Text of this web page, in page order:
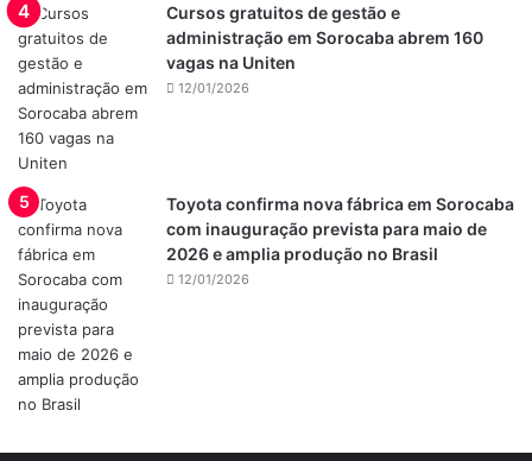
Cursos gratuitos de gestão e
administração em Sorocaba abrem 160
vagas na Uniten
12/01/2026
Toyota confirma nova fábrica em Sorocaba
com inauguração prevista para maio de
2026 e amplia produção no Brasil
12/01/2026